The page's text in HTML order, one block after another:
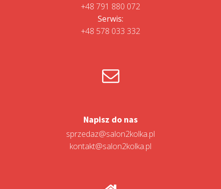
+48 791 880 072
Serwis:
+48 578 033 332
Napisz do nas
sprzedaz@salon2kolka.pl
kontakt@salon2kolka.pl